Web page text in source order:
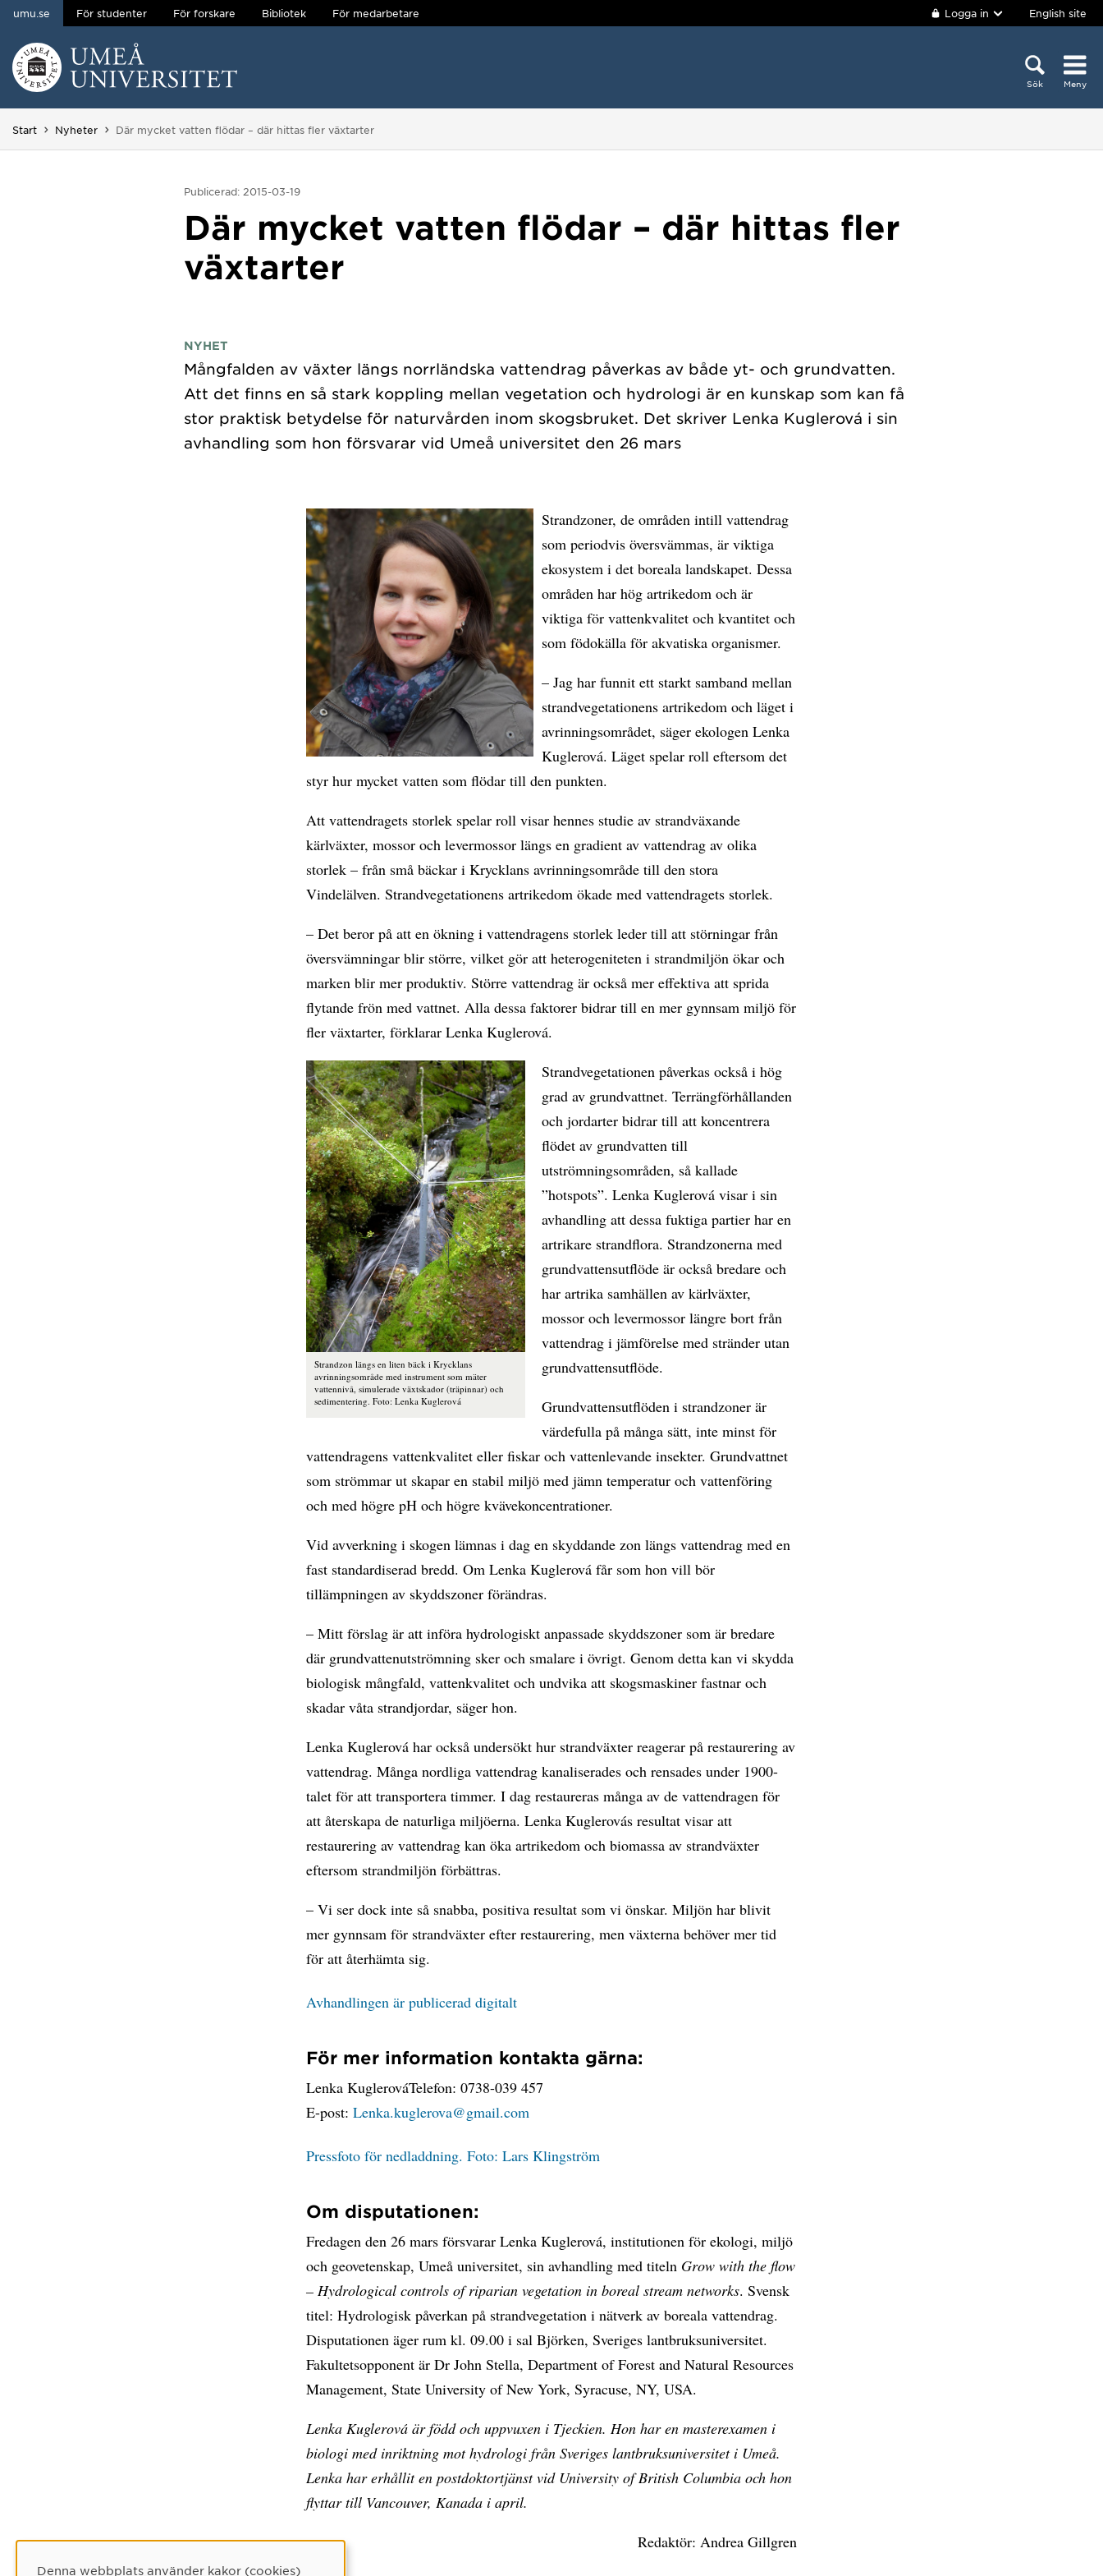
Hoppa direkt till innehållet
umu.se För studenter För forskare Bibliotek För medarbetare Logga in English site
Sök Meny
Start Nyheter Du är här:
Där mycket vatten flödar – där hittas fler växtarter
Publicerad: 2015-03-19
Där mycket vatten flödar – där hittas fler
växtarter
NYHET
Mångfalden av växter längs norrländska vattendrag påverkas av både yt- och grundvatten.
Att det finns en så stark koppling mellan vegetation och hydrologi är en kunskap som kan få
stor praktisk betydelse för naturvården inom skogsbruket. Det skriver Lenka Kuglerová i sin
Strandzoner, de områden intill vattendrag
som periodvis översvämmas, är viktiga
ekosystem i det boreala landskapet. Dessa
områden har hög artrikedom och är
viktiga för vattenkvalitet och kvantitet och
som födokälla för akvatiska organismer.
– Jag har funnit ett starkt samband mellan
strandvegetationens artrikedom och läget i
avrinningsområdet, säger ekologen Lenka
Kuglerová. Läget spelar roll eftersom det
styr hur mycket vatten som flödar till den punkten.
Att vattendragets storlek spelar roll visar hennes studie av strandväxande
kärlväxter, mossor och levermossor längs en gradient av vattendrag av olika
storlek – från små bäckar i Krycklans avrinningsområde till den stora
Vindelälven. Strandvegetationens artrikedom ökade med vattendragets storlek.
– Det beror på att en ökning i vattendragens storlek leder till att störningar från
översvämningar blir större, vilket gör att heterogeniteten i strandmiljön ökar och
marken blir mer produktiv. Större vattendrag är också mer effektiva att sprida
flytande frön med vattnet. Alla dessa faktorer bidrar till en mer gynnsam miljö för
fler växtarter, förklarar Lenka Kuglerová.
Strandzon längs en liten bäck i Krycklans
avrinningsområde med instrument som mäter
vattennivå, simulerade växtskador (träpinnar) och
sedimentering. Foto: Lenka Kuglerová
Strandvegetationen påverkas också i hög
grad av grundvattnet. Terrängförhållanden
och jordarter bidrar till att koncentrera
flödet av grundvatten till
utströmningsområden, så kallade
”hotspots”. Lenka Kuglerová visar i sin
avhandling att dessa fuktiga partier har en
artrikare strandflora. Strandzonerna med
grundvattensutflöde är också bredare och
har artrika samhällen av kärlväxter,
mossor och levermossor längre bort från
vattendrag i jämförelse med stränder utan
grundvattensutflöde.
Grundvattensutflöden i strandzoner är
värdefulla på många sätt, inte minst för
vattendragens vattenkvalitet eller fiskar och vattenlevande insekter. Grundvattnet
som strömmar ut skapar en stabil miljö med jämn temperatur och vattenföring
och med högre pH och högre kvävekoncentrationer.
Vid avverkning i skogen lämnas i dag en skyddande zon längs vattendrag med en
fast standardiserad bredd. Om Lenka Kuglerová får som hon vill bör
tillämpningen av skyddszoner förändras.
– Mitt förslag är att införa hydrologiskt anpassade skyddszoner som är bredare
där grundvattenutströmning sker och smalare i övrigt. Genom detta kan vi skydda
biologisk mångfald, vattenkvalitet och undvika att skogsmaskiner fastnar och
skadar våta strandjordar, säger hon.
Lenka Kuglerová har också undersökt hur strandväxter reagerar på restaurering av
vattendrag. Många nordliga vattendrag kanaliserades och rensades under 1900-
talet för att transportera timmer. I dag restaureras många av de vattendragen för
att återskapa de naturliga miljöerna. Lenka Kuglerovás resultat visar att
restaurering av vattendrag kan öka artrikedom och biomassa av strandväxter
eftersom strandmiljön förbättras.
– Vi ser dock inte så snabba, positiva resultat som vi önskar. Miljön har blivit
mer gynnsam för strandväxter efter restaurering, men växterna behöver mer tid
för att återhämta sig.
Avhandlingen är publicerad digitalt
För mer information kontakta gärna:
Lenka KuglerováTelefon: 0738-039 457
E-post:Lenka.kuglerova@gmail.com
Pressfoto för nedladdning. Foto: Lars Klingström
Om disputationen:
Fredagen den 26 mars försvarar Lenka Kuglerová, institutionen för ekologi, miljö
och geovetenskap, Umeå universitet, sin avhandling med titeln Grow with the flow
– Hydrological controls of riparian vegetation in boreal stream networks. Svensk
titel: Hydrologisk påverkan på strandvegetation i nätverk av boreala vattendrag.
Disputationen äger rum kl. 09.00 i sal Björken, Sveriges lantbruksuniversitet.
Fakultetsopponent är Dr John Stella, Department of Forest and Natural Resources
Management, State University of New York, Syracuse, NY, USA.
Lenka Kuglerová är född och uppvuxen i Tjeckien. Hon har en masterexamen i
biologi med inriktning mot hydrologi från Sveriges lantbruksuniversitet i Umeå.
Lenka har erhållit en postdoktortjänst vid University of British Columbia och hon
flyttar till Vancouver, Kanada i april.
Redaktör: Andrea Gillgren
Denna webbplats använder kakor (cookies)